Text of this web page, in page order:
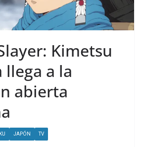
Kimetsu
llega a la
abierta
JAPÓN TV